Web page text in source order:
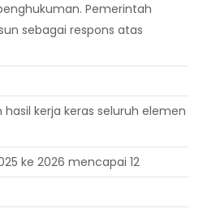
Pemerintah
sebagai respons atas
kerja keras seluruh elemen
ke 2026 mencapai 12